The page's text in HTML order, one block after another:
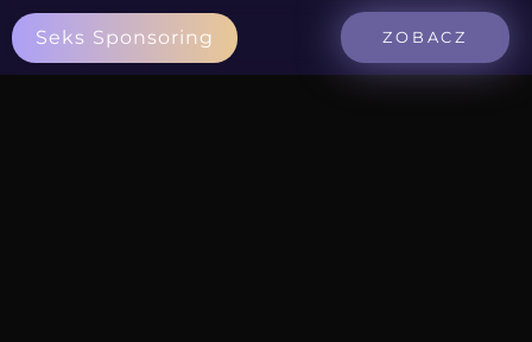
Seks Sponsoring ZOBACZ